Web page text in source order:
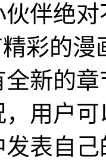
伙伴绝
彩的
新的
用户
表自